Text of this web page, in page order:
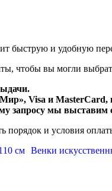
быструю и удобную
чтобы вы могли
Visa и
запросу мы выставим
порядок и условия
см Венки